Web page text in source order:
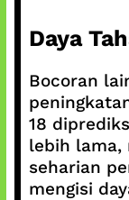
Daya
Bocoran
18
lebih lama,
seharian
mengisi